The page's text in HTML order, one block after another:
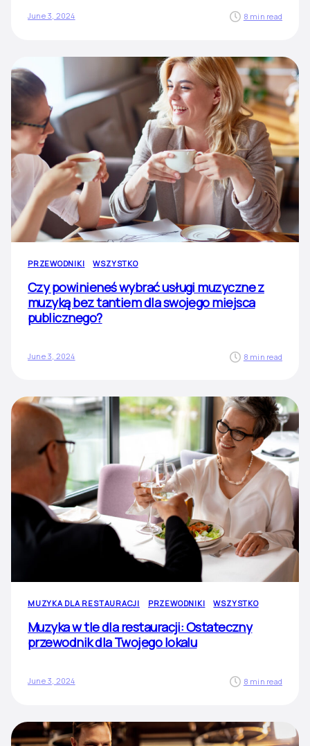
June 3, 2024 8 min read
PRZEWODNIKI WSZYSTKO
Czy powinieneś wybrać usługi muzyczne z
muzyką bez tantiem dla swojego miejsca
publicznego?
June 3, 2024 8 min read
MUZYKA DLA RESTAURACJI PRZEWODNIKI WSZYSTKO
Muzyka w tle dla restauracji: Ostateczny
przewodnik dla Twojego lokalu
June 3, 2024 8 min read